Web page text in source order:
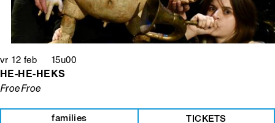
vr 12 feb 15u00
HE-HE-HEKS
FroeFroe
families TICKETS